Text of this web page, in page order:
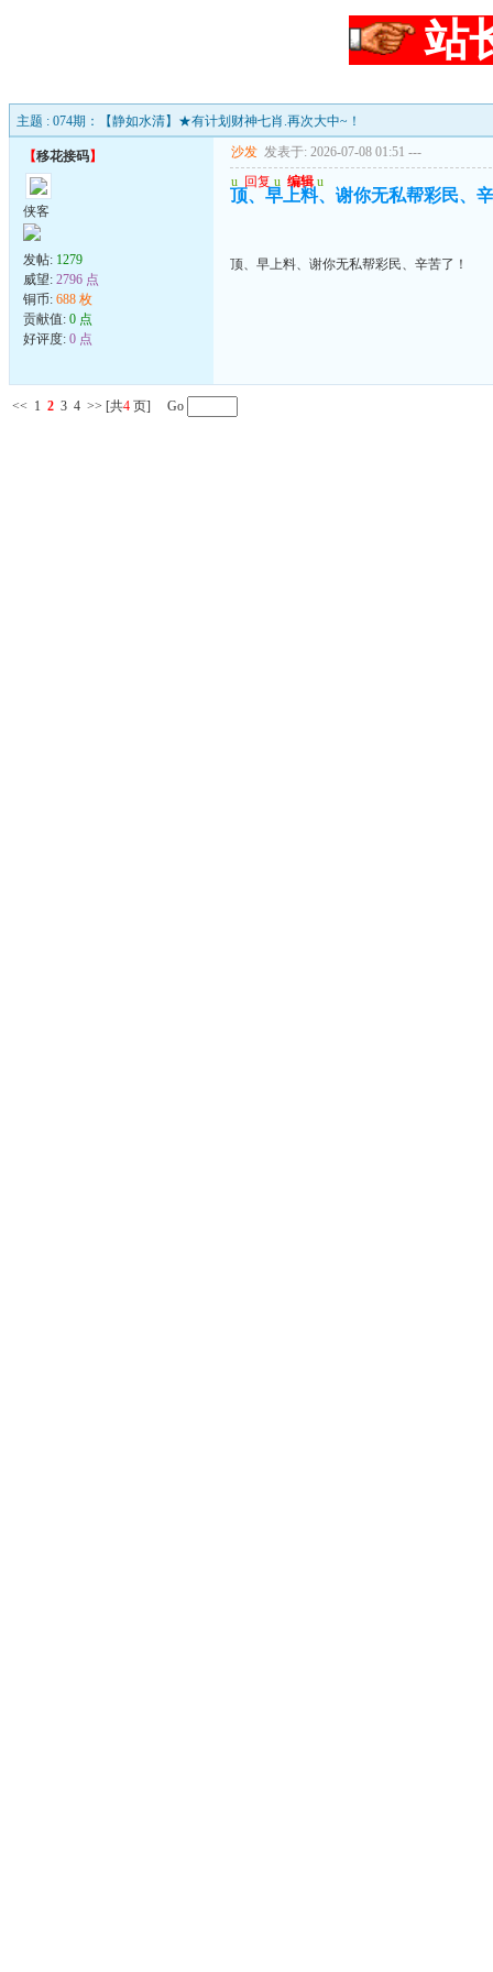
站
主题 : 074期：【静如水清】★有计划财神七肖.再次大中~！
【移花接码】
侠客
发帖: 1279
威望: 2796 点
铜币: 688 枚
贡献值: 0 点
好评度: 0 点
沙发 发表于: 2026-07-08 01:51 ---
u 回复 u 编辑 u
顶、早上料、谢你无私帮彩民、
顶、早上料、谢你无私帮彩民、辛苦了！
<< 1 2 3 4 >> [共4 页] Go